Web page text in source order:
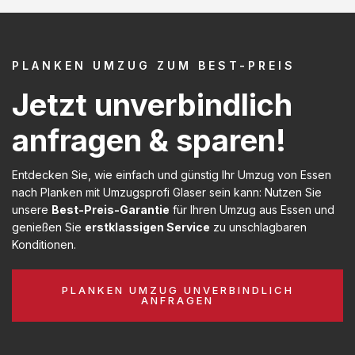
PLANKEN UMZUG ZUM BEST-PREIS
Jetzt unverbindlich
anfragen & sparen!
Entdecken Sie, wie einfach und günstig Ihr Umzug von Essen
nach Planken mit Umzugsprofi Glaser sein kann: Nutzen Sie
unsere Best-Preis-Garantie für Ihren Umzug aus Essen und
genießen Sie erstklassigen Service zu unschlagbaren
Konditionen.
PLANKEN UMZUG UNVERBINDLICH
ANFRAGEN